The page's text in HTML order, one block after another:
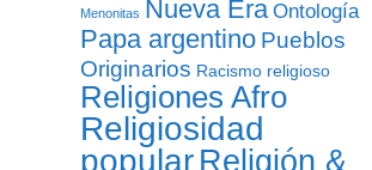
Menonitas Nueva Era Ontología
Papa argentino Pueblos
Originarios Racismo religioso
Religiones Afro
Religiosidad
popular Religión &